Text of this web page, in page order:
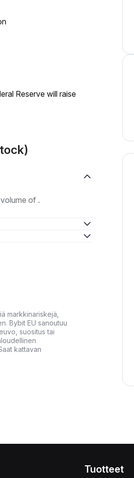
Reserve will raise
of .
markkinariskejä,
Bybit EU sanoutuu
suositus tai
kattavan
Tuotteet